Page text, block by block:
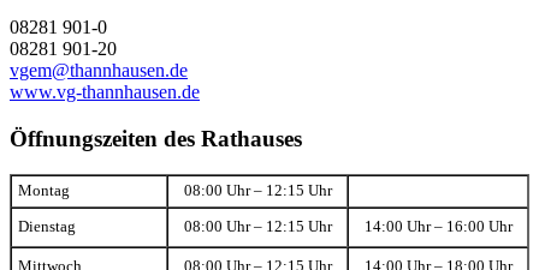
08281 901-0
08281 901-20
vgem@thannhausen.de
www.vg-thannhausen.de
Öffnungszeiten des Rathauses
Montag 08:00 Uhr – 12:15 Uhr
Dienstag 08:00 Uhr – 12:15 Uhr 14:00 Uhr – 16:00 Uhr